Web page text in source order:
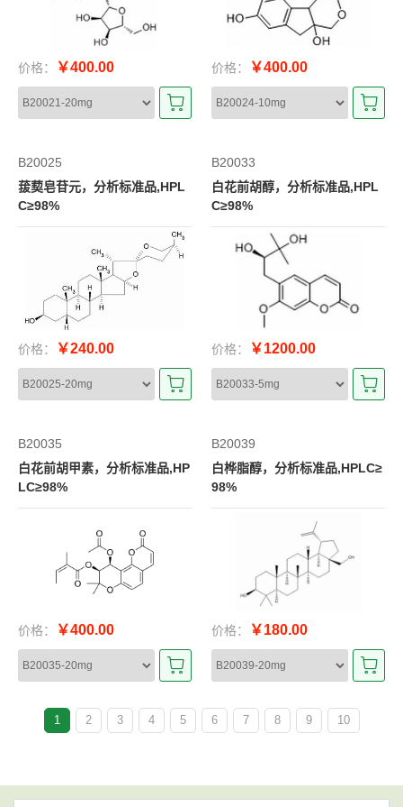
价格： ￥400.00 价格： ￥400.00
B20025
菝葜皂苷元，分析标准品,HPL
C≥98%
价格： ￥240.00
B20033
白花前胡醇，分析标准品,HPL
C≥98%
价格： ￥1200.00
B20035
白花前胡甲素，分析标准品,HP
LC≥98%
价格： ￥400.00
B20039
白桦脂醇，分析标准品,HPLC≥
98%
价格： ￥180.00
1 2 3 4 5 6 7 8 9 10